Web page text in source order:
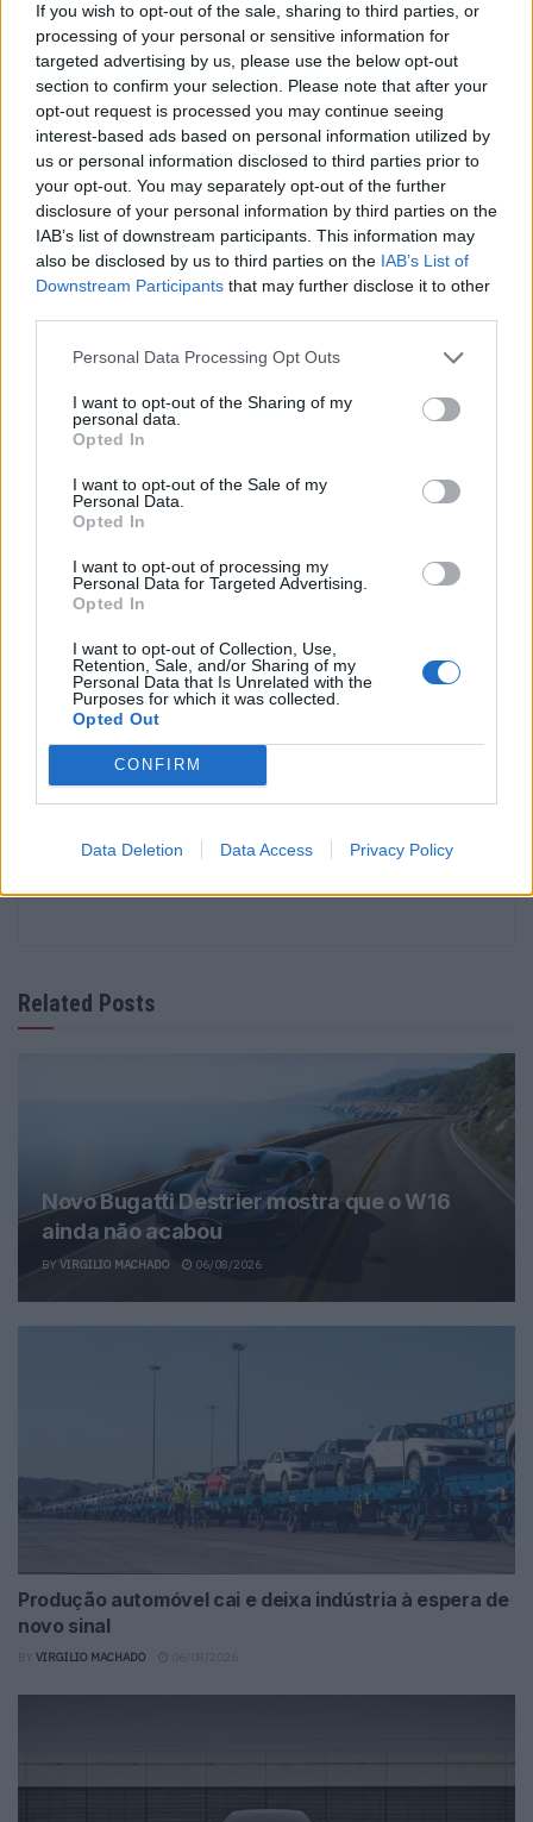
If you wish to opt-out of the sale, sharing to third parties, or
processing of your personal or sensitive information for
targeted advertising by us, please use the below opt-out
section to confirm your selection. Please note that after your
opt-out request is processed you may continue seeing
interest-based ads based on personal information utilized by
us or personal information disclosed to third parties prior to
your opt-out. You may separately opt-out of the further
disclosure of your personal information by third parties on the
IAB’s list of downstream participants. This information may
also be disclosed by us to third parties on the IAB’s List of
Downstream Participants that may further disclose it to other
Personal Data Processing Opt Outs
I want to opt-out of the Sharing of my
personal data.
Opted In
I want to opt-out of the Sale of my
Personal Data.
Opted In
I want to opt-out of processing my
Personal Data for Targeted Advertising.
Opted In
I want to opt-out of Collection, Use,
Retention, Sale, and/or Sharing of my
Personal Data that Is Unrelated with the
Purposes for which it was collected.
Opted Out
CONFIRM
Data Deletion Data Access Privacy Policy
Para o designer de renome mundial BrunoJJ1, cuja
paixão pelos modelos de blocos de construção começou
aos dez anos de idade, trabalhar no superdesportivo foi
um desafio e uma honra. Para ele, a conceção de um
posicionamento dos faróis é particularmente importante,
uma vez que formam a face do veículo, por assim dizer.
Graças, em parte, aos protótipos impressos em 3D de
várias peças especiais fornecidas antecipadamente pela
aproxima o mais possível do veículo original.
O preço? Esse é muito mais acessível que o original.
CaDA Mercedes-AMG One
Ricardo Carvalho
Related Posts
Novo Bugatti Destrier mostra que o W16
ainda não acabou
BY VIRGILIO MACHADO 06/08/2026
Produção automóvel cai e deixa indústria à espera de
novo sinal
VIRGILIO MACHADO